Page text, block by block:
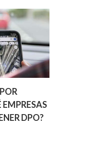
EMPRESAS
DPO?